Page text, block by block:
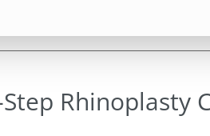
Rhinoplasty